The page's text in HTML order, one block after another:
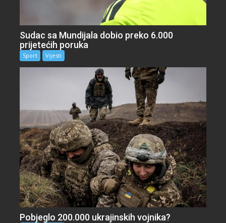
Sudac sa Mundijala dobio preko 6.000
prijetećih poruka
Sport Vijesti
Pobjeglo 200.000 ukrajinskih vojnika?